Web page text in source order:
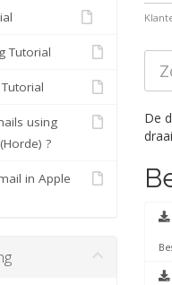
De
Tutorial
using
?
in Apple